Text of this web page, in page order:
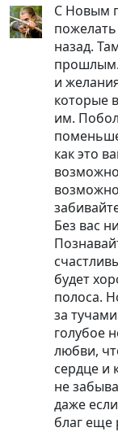
С Новым
назад.
прошлым.
и
которые
им.
как это
Без вас
будет
полоса.
за
голубое
любви,
сердце и
не
даже
благ еще